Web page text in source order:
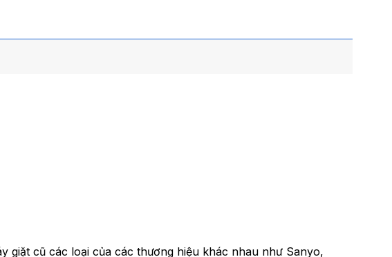
giặt cũ các loại của các thương hiệu khác nhau như Sanyo,